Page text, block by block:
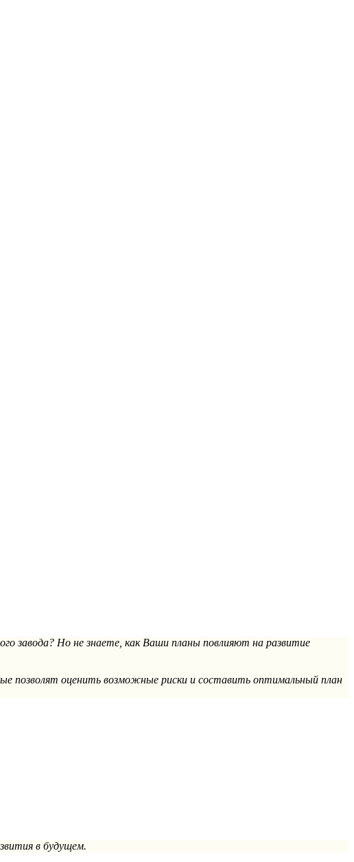
завода? Но не знаете, как Ваши планы повлияют на развитие
позволят оценить возможные риски и составить оптимальный план
в будущем.